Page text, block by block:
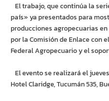
El trabajo, que continúa la
país» ya presentados para
producciones agropecuarias
por la Comisión de Enlace con
Federal Agropecuario y el
El evento se realizará el
Hotel Claridge, Tucumán 535,